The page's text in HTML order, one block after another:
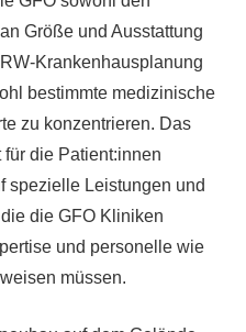
Größe und Ausstattung
Krankenhausplanung
bestimmte medizinische
zu konzentrieren. Das
die Patient:innen
spezielle Leistungen und
die GFO Kliniken
und personelle wie
müssen.